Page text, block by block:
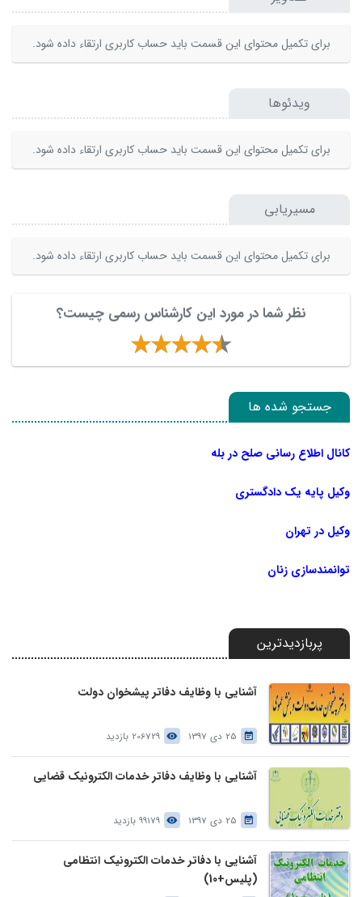
برای تکمیل محتوای این قسمت باید حساب کاربری ارتقاء داده شود.
ویدئوها
برای تکمیل محتوای این قسمت باید حساب کاربری ارتقاء داده شود.
مسیریابی
برای تکمیل محتوای این قسمت باید حساب کاربری ارتقاء داده شود.
نظر شما در مورد این کارشناس رسمی چیست؟
جستجو شده ها
کانال اطلاع رسانی صلح در بله
وکیل پایه یک دادگستری
وکیل در تهران
توانمندسازی زنان
پربازدیدترین
آشنایی با وظایف دفاتر پیشخوان دولت
25 دی 1397 206729 بازدید
آشنایی با وظایف دفاتر خدمات الکترونیک قضایی
25 دی 1397 99179 بازدید
آشنایی با دفاتر خدمات الکترونیک انتظامی
(پلیس+10)